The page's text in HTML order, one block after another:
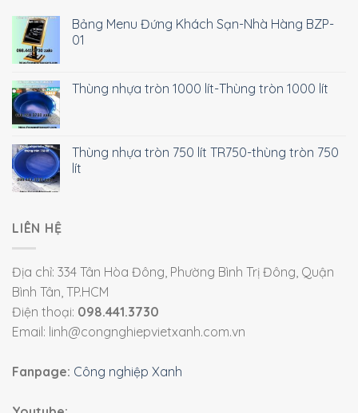
Bảng Menu Đứng Khách Sạn-Nhà Hàng BZP-
01
Thùng nhựa tròn 1000 lít-Thùng tròn 1000 lít
Thùng nhựa tròn 750 lít TR750-thùng tròn 750
lít
LIÊN HỆ
Địa chỉ: 334 Tân Hòa Đông, Phường Bình Trị Đông, Quận
Bình Tân, TP.HCM
Điện thoại: 098.441.3730
Email: linh@congnghiepvietxanh.com.vn
Fanpage: Công nghiệp Xanh